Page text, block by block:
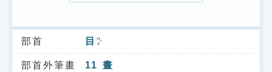
索引選單
知識索引
部首 目 ㄇㄨˋ
部首外筆畫 11 畫